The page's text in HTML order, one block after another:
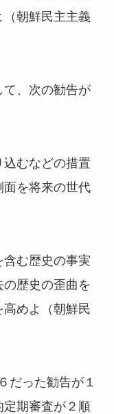
朝鮮民主主義
て、次の勧告が
込むなどの措置
面を将来の世代
含む歴史の事実
歴史の歪曲を
めよ（朝鮮民
だった勧告が１
定期審査が２順